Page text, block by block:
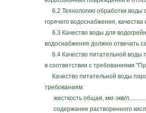
6.2 Технологию обработки воды
горячего водоснабжения,
6.3 Качество воды для
водоснабжения должно отвечать
6.4 Качество питательной воды
в соответствии с требованиями
Качество питательной воды
требованиям:
жесткость общая, мкг-экв/
содержание растворенного